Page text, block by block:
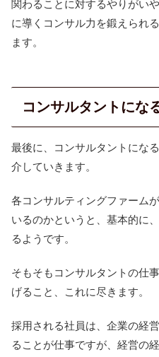
関わることに対するやりがい
に導くコンサル力を鍛えられ
ます。
コンサルタントにな
最後に、コンサルタントにな
介していきます。
各コンサルティングファーム
いるのかというと、基本的に
るようです。
そもそもコンサルタントの仕
げること、これに尽きます。
採用される社員は、企業の経
ることが仕事ですが、経営の